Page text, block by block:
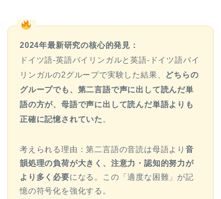
2024年最新研究の核心的発見：
ドイツ語-英語バイリンガルと英語-ドイツ語バイ
リンガルの2グループで実験した結果、 どちらの
グループでも、第二言語で声に出して読んだ単
語の方が、母語で声に出して読んだ単語よりも
正確に記憶されていた 。
考えられる理由：第二言語の音読は母語より 音
韻処理の負荷が大きく、注意力・認知的努力が
より多く必要になる。この「適度な困難」が記
憶の符号化を強化する。